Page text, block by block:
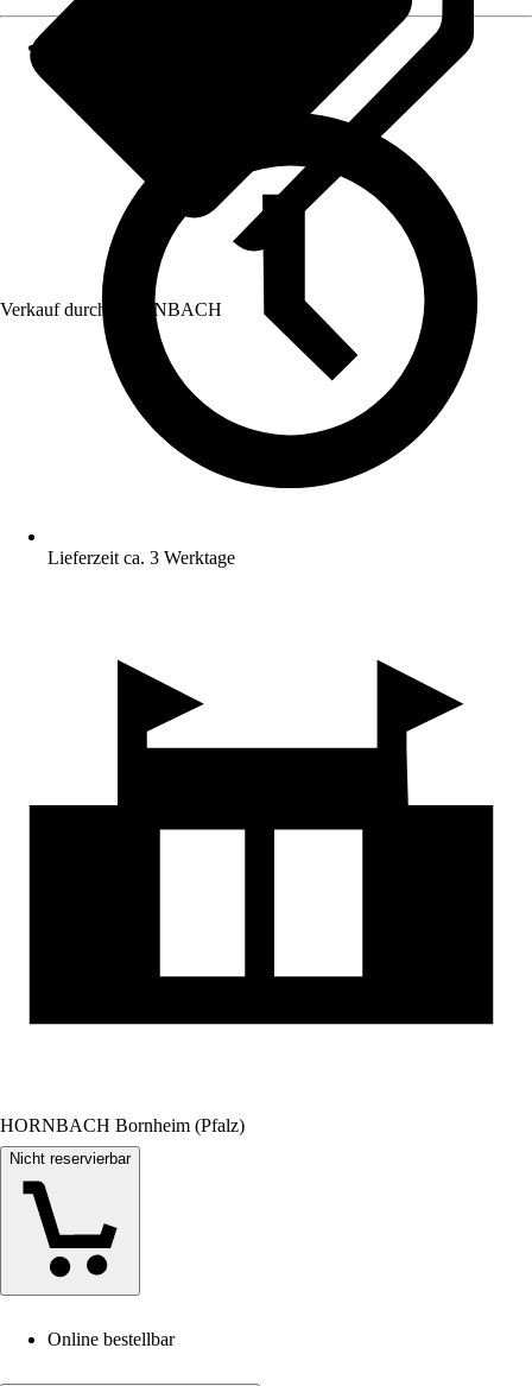
Verkauf durch: HORNBACH
Lieferzeit ca. 3 Werktage
HORNBACH Bornheim (Pfalz)
Nicht reservierbar
Online bestellbar